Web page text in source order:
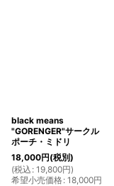
black means
"GORENGER"サークル
ポーチ・ミドリ
18,000円(税別)
(税込 : 19,800円)
希望小売価格: 18,000円